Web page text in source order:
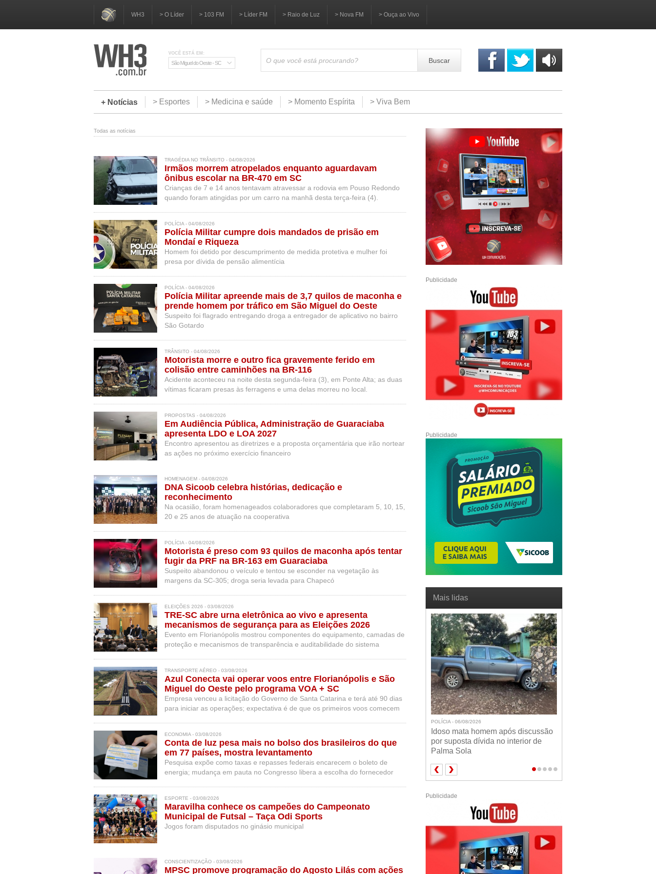
WH3 > O Líder > 103 FM > Líder FM > Raio de Luz > Nova FM > Ouça ao Vivo
VOCÊ ESTÁ EM:
São Miguel do Oeste - SC Buscar
+ Notícias
> Esportes > Medicina e saúde > Momento Espírita > Viva Bem
Todas as notícias
TRAGÉDIA NO TRÂNSITO - 04/08/2026
Irmãos morrem atropelados enquanto aguardavam
ônibus escolar na BR-470 em SC
Crianças de 7 e 14 anos tentavam atravessar a rodovia em Pouso Redondo
quando foram atingidas por um carro na manhã desta terça-feira (4).
POLÍCIA - 04/08/2026
Polícia Militar cumpre dois mandados de prisão em
Mondaí e Riqueza
Homem foi detido por descumprimento de medida protetiva e mulher foi
presa por dívida de pensão alimentícia
POLÍCIA - 04/08/2026
Polícia Militar apreende mais de 3,7 quilos de maconha e
prende homem por tráfico em São Miguel do Oeste
Suspeito foi flagrado entregando droga a entregador de aplicativo no bairro
São Gotardo
TRÂNSITO - 04/08/2026
Motorista morre e outro fica gravemente ferido em
colisão entre caminhões na BR-116
Acidente aconteceu na noite desta segunda-feira (3), em Ponte Alta; as duas
vítimas ficaram presas às ferragens e uma delas morreu no local.
PROPOSTAS - 04/08/2026
Em Audiência Pública, Administração de Guaraciaba
apresenta LDO e LOA 2027
Encontro apresentou as diretrizes e a proposta orçamentária que irão nortear
as ações no próximo exercício financeiro
HOMENAGEM - 04/08/2026
DNA Sicoob celebra histórias, dedicação e
reconhecimento
Na ocasião, foram homenageados colaboradores que completaram 5, 10, 15,
20 e 25 anos de atuação na cooperativa
POLÍCIA - 04/08/2026
Motorista é preso com 93 quilos de maconha após tentar
fugir da PRF na BR-163 em Guaraciaba
Suspeito abandonou o veículo e tentou se esconder na vegetação às
margens da SC-305; droga seria levada para Chapecó
ELEIÇÕES 2026 - 03/08/2026
TRE-SC abre urna eletrônica ao vivo e apresenta
mecanismos de segurança para as Eleições 2026
Evento em Florianópolis mostrou componentes do equipamento, camadas de
proteção e mecanismos de transparência e auditabilidade do sistema
TRANSPORTE AÉREO - 03/08/2026
Azul Conecta vai operar voos entre Florianópolis e São
Miguel do Oeste pelo programa VOA + SC
Empresa venceu a licitação do Governo de Santa Catarina e terá até 90 dias
para iniciar as operações; expectativa é de que os primeiros voos comecem
ECONOMIA - 03/08/2026
Conta de luz pesa mais no bolso dos brasileiros do que
em 77 países, mostra levantamento
Pesquisa expõe como taxas e repasses federais encarecem o boleto de
energia; mudança em pauta no Congresso libera a escolha do fornecedor
ESPORTE - 03/08/2026
Maravilha conhece os campeões do Campeonato
Municipal de Futsal – Taça Odi Sports
Jogos foram disputados no ginásio municipal
CONSCIENTIZAÇÃO - 03/08/2026
MPSC promove programação do Agosto Lilás com ações
Publicidade
Publicidade
Mais lidas
POLÍCIA - 06/08/2026
Idoso mata homem após discussão
por suposta dívida no interior de
Palma Sola
Publicidade